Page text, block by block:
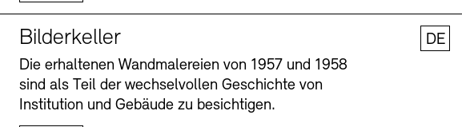
Bilderkeller
Die erhaltenen Wandmalereien von 1957 und 1958
sind als Teil der wechselvollen Geschichte von
Institution und Gebäude zu besichtigen.
DE